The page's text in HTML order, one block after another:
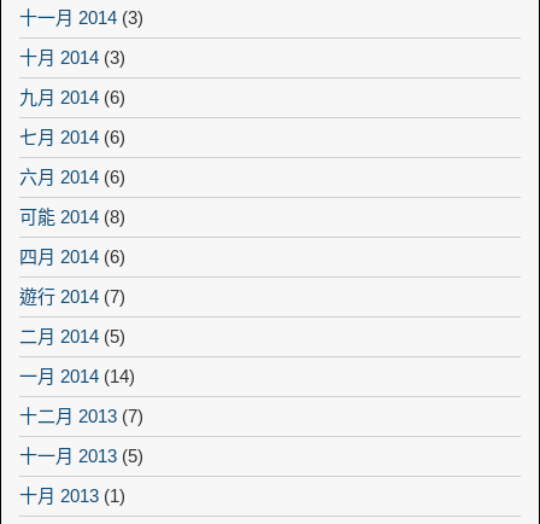
十一月 2014 (3)
十月 2014 (3)
九月 2014 (6)
七月 2014 (6)
六月 2014 (6)
可能 2014 (8)
四月 2014 (6)
遊行 2014 (7)
二月 2014 (5)
一月 2014 (14)
十二月 2013 (7)
十一月 2013 (5)
十月 2013 (1)